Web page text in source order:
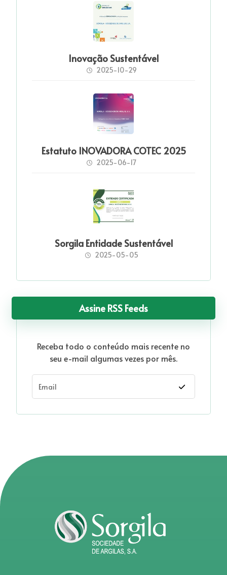
Inovação Sustentável
2025-10-29
Estatuto INOVADORA COTEC 2025
2025-06-17
Sorgila Entidade Sustentável
2025-05-05
Assine RSS Feeds
Receba todo o conteúdo mais recente no
seu e-mail algumas vezes por mês.